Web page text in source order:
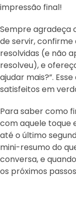
impressão final!
Sempre agradeça
de servir,
resolvidas (e não
resolveu), e
ajudar mais?”.
satisfeitos em
Para saber como
com aquele toque
até o último
mini-resumo do
conversa, e
os próximos